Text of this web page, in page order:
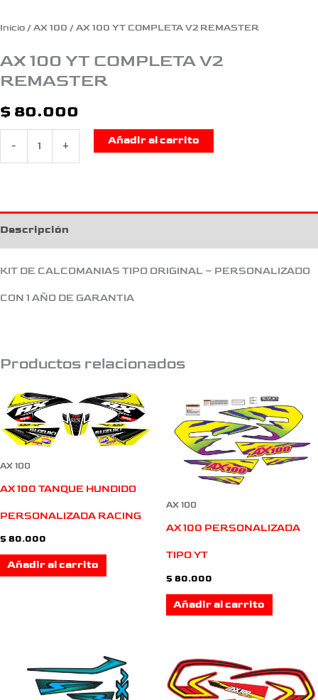
Inicio / AX 100 / AX 100 YT COMPLETA V2 REMASTER
AX 100 YT COMPLETA V2
REMASTER
$ 80.000
- +
Añadir al carrito
Descripción
KIT DE CALCOMANIAS TIPO ORIGINAL – PERSONALIZADO
CON 1 AÑO DE GARANTIA
Productos relacionados
AX 100
AX 100 TANQUE HUNDIDO
PERSONALIZADA RACING
$ 80.000
Añadir al carrito
AX 100
AX 100 PERSONALIZADA
TIPO YT
$ 80.000
Añadir al carrito